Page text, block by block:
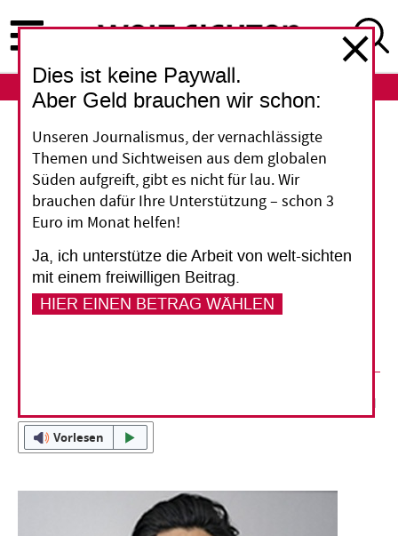
zum
Inhalt
ABO
Fünf Fragen
"Wohin mit dem Geld?"
"Wir nehmen den Leuten, die spenden wollen,
die Recherchearbeit ab", erklärt Thanh Binh
Tran, Gründer der gemeinnützigen
Spendenplattform „Moonshot Mission“, seine
Vorlesen
Dies ist keine Paywall.
Aber Geld brauchen wir schon:
Unseren Journalismus, der vernachlässigte
Themen und Sichtweisen aus dem globalen
Süden aufgreift, gibt es nicht für lau. Wir
brauchen dafür Ihre Unterstützung – schon 3
Euro im Monat helfen!
Ja, ich unterstütze die Arbeit von welt-sichten
mit einem freiwilligen Beitrag.
HIER EINEN BETRAG WÄHLEN